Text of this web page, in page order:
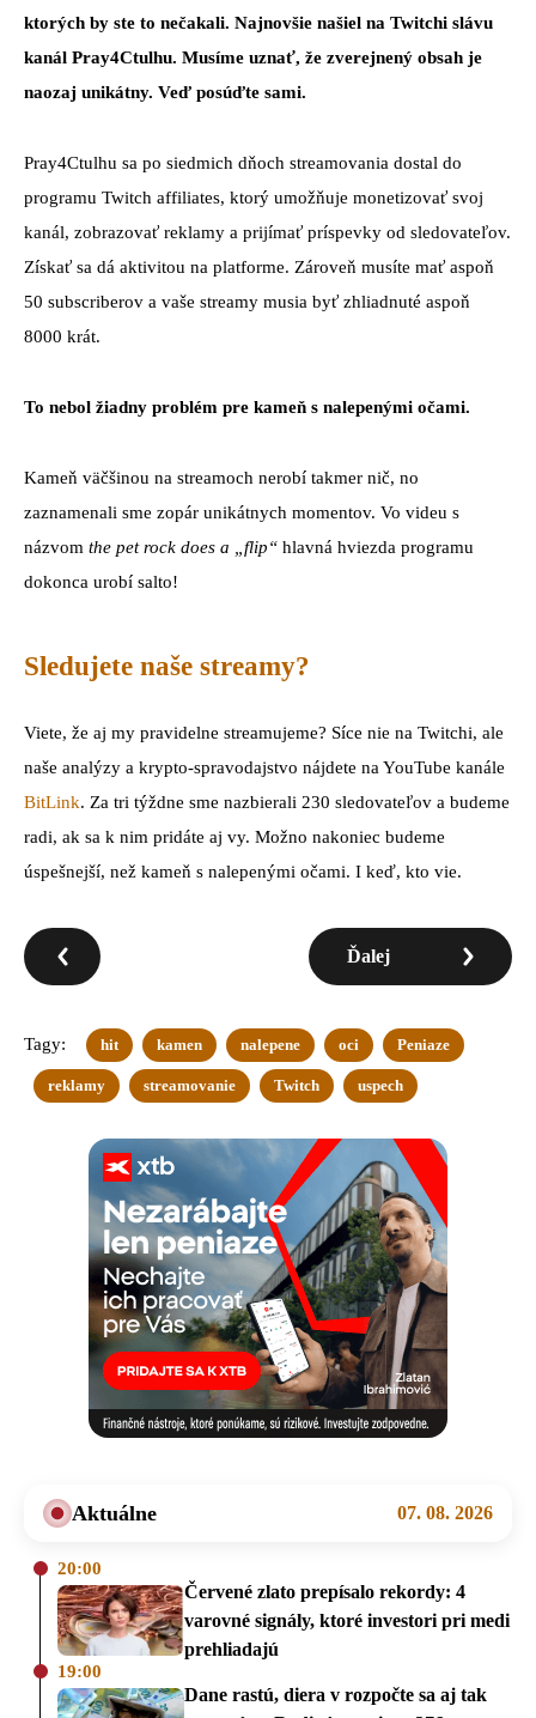
ktorých by ste to nečakali. Najnovšie našiel na Twitchi slávu
kanál Pray4Ctulhu. Musíme uznať, že zverejnený obsah je
naozaj unikátny. Veď posúďte sami.
Pray4Ctulhu sa po siedmich dňoch streamovania dostal do
programu Twitch affiliates, ktorý umožňuje monetizovať svoj
kanál, zobrazovať reklamy a prijímať príspevky od sledovateľov.
Získať sa dá aktivitou na platforme. Zároveň musíte mať aspoň
50 subscriberov a vaše streamy musia byť zhliadnuté aspoň
8000 krát.
To nebol žiadny problém pre kameň s nalepenými očami.
Kameň väčšinou na streamoch nerobí takmer nič, no
zaznamenali sme zopár unikátnych momentov. Vo videu s
názvom the pet rock does a „flip“ hlavná hviezda programu
dokonca urobí salto!
Sledujete naše streamy?
Viete, že aj my pravidelne streamujeme? Síce nie na Twitchi, ale
naše analýzy a krypto-spravodajstvo nájdete na YouTube kanále
BitLink. Za tri týždne sme nazbierali 230 sledovateľov a budeme
radi, ak sa k nim pridáte aj vy. Možno nakoniec budeme
úspešnejší, než kameň s nalepenými očami. I keď, kto vie.
Ďalej
Tagy: hit kamen nalepene oci Peniaze
reklamy streamovanie Twitch uspech
Aktuálne 07. 08. 2026
20:00
Červené zlato prepísalo rekordy: 4
varovné signály, ktoré investori pri medi
prehliadajú
19:00
Dane rastú, diera v rozpočte sa aj tak